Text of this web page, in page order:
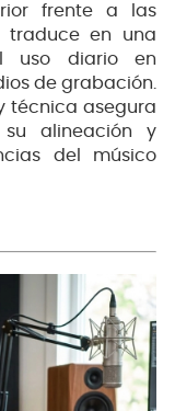
frente a las
traduce en una
uso diario en
de grabación.
técnica asegura
alineación y
del músico